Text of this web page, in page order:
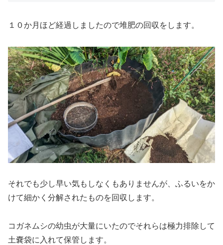
１０か月ほど経過しましたので堆肥の回収をします。
それでも少し早い気もしなくもありませんが、ふるいをか
けて細かく分解されたものを回収します。
コガネムシの幼虫が大量にいたのでそれらは極力排除して
土嚢袋に入れて保管します。